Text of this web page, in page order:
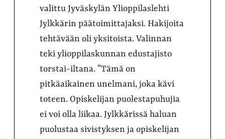
valittu Jyväskylän Ylioppilaslehti
Jylkkärin päätoimittajaksi. Hakijoita
tehtävään oli yksitoista. Valinnan
teki ylioppilaskunnan edustajisto
torstai-iltana. ”Tämä on
pitkäaikainen unelmani, joka kävi
toteen. Opiskelijan puolestapuhujia
ei voi olla liikaa. Jylkkärissä haluan
puolustaa sivistyksen ja opiskelijan